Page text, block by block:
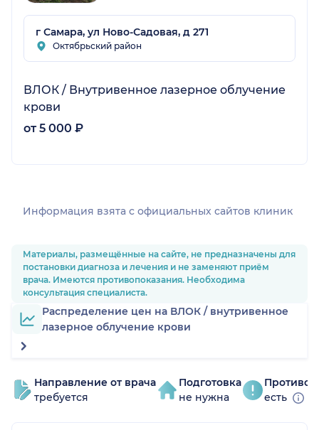
г Самара, ул Ново-Садовая, д 271
Октябрьский район
ВЛОК / Внутривенное лазерное облучение
крови
от 5 000 ₽
Информация взята c официальных сайтов клиник
Материалы, размещённые на сайте, не предназначены для
постановки диагноза и лечения и не заменяют приём
врача. Имеются противопоказания. Необходима
консультация специалиста.
Распределение цен на ВЛОК / внутривенное
лазерное облучение крови
Направление от врача
требуется
Подготовка
не нужна
есть